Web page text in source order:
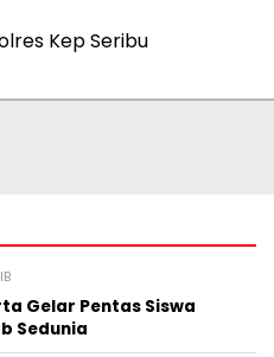
Kep Seribu
Gelar Pentas Siswa
Sedunia